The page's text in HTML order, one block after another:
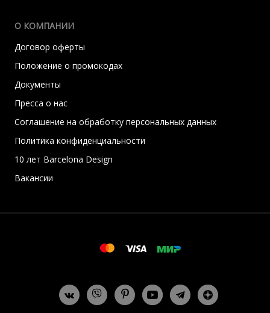
О КОМПАНИИ
Договор оферты
Положение о промокодах
Документы
Пресса о нас
Соглашение на обработку персональных данных
Политика конфиденциальности
10 лет Barcelona Design
Вакансии